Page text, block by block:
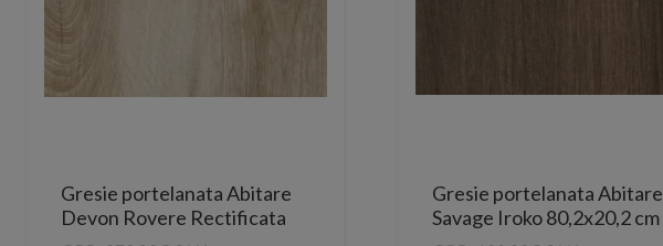
Gresie portelanata Abitare
Devon Rovere Rectificata
Gresie portelanata Abitare
Savage Iroko 80,2x20,2 cm